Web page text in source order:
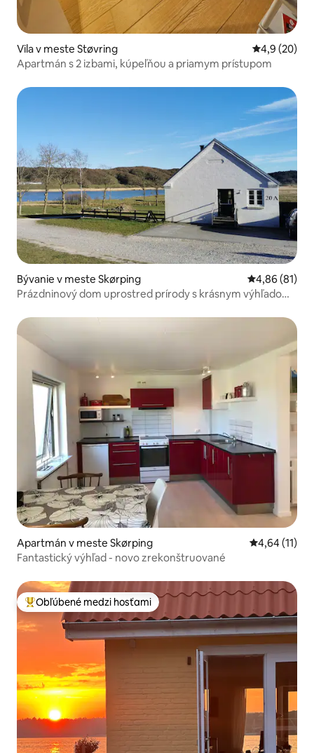
Vila v meste Støvring Priemerné
4,9 (20)
Apartmán s 2 izbami, kúpeľňou a priamym prístupom
Bývanie v meste Skørping Priemerné
4,86 (81)
Prázdninový dom uprostred prírody s krásnym výhľadom
Apartmán v meste Skørping Priemerné
4,64 (11)
Fantastický výhľad - novo zrekonštruované
Najobľúbenejšie medzi hosťami
Obľúbené medzi hosťami